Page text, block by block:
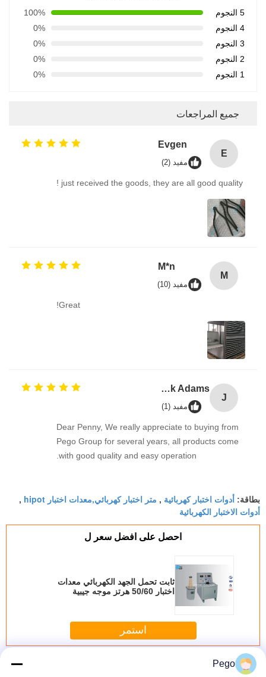
5 النجوم
100%
4 النجوم
0%
3 النجوم
0%
2 النجوم
0%
1 النجوم
0%
جميع المراجعات
E
Evgen
مفيد (2)
just received the goods, they are all good quality !
M
M*n
مفيد (10)
Great!
J
Jack Adams
مفيد (1)
Dear Penny, We really appreciate to buying from
Pego Group for several years, all products come
with good quality and easy operation.
بطاقة: أدوات اختبار كهربائية , متر اختبار كهربائي,معدات اختبار hipot ,
أدوات الاختبار الكهربائية
احصل على افضل سعر ل
ثابت تحمل الجهد الكهربائي معدات
اختبار 50/60 هرتز موجه جيبية
استمر
أكثر كهربائيّ أمان معدات الاختبار
Pego